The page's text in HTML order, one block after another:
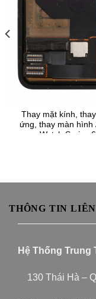
Thay mặt kính,
ứng, thay màn hình
Watch Series 6
THÔNG TIN
Hệ Thống Trung
130 Thái Hà –